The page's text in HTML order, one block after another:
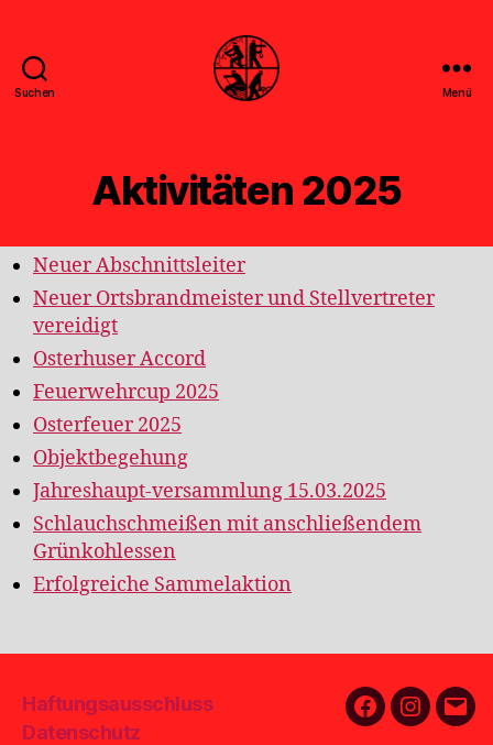
Suchen Menü
Aktivitäten 2025
Neuer Abschnittsleiter
Neuer Ortsbrandmeister und Stellvertreter
vereidigt
Osterhuser Accord
Feuerwehrcup 2025
Osterfeuer 2025
Objektbegehung
Jahreshaupt-versammlung 15.03.2025
Schlauchschmeißen mit anschließendem
Grünkohlessen
Erfolgreiche Sammelaktion
Haftungsausschluss
Datenschutz
FacebookE-